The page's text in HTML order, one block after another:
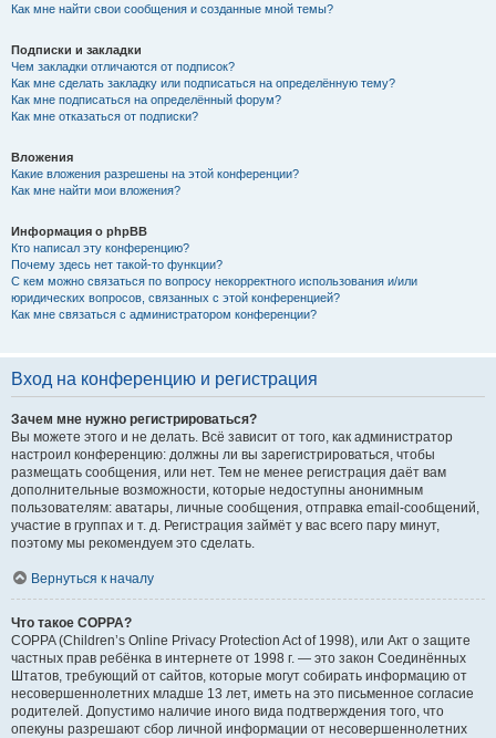
Как мне найти свои сообщения и созданные мной темы?
Подписки и закладки
Чем закладки отличаются от подписок?
Как мне сделать закладку или подписаться на определённую тему?
Как мне подписаться на определённый форум?
Как мне отказаться от подписки?
Вложения
Какие вложения разрешены на этой конференции?
Как мне найти мои вложения?
Информация о phpBB
Кто написал эту конференцию?
Почему здесь нет такой-то функции?
С кем можно связаться по вопросу некорректного использования и/или
юридических вопросов, связанных с этой конференцией?
Как мне связаться с администратором конференции?
Вход на конференцию и регистрация
Зачем мне нужно регистрироваться?
Вы можете этого и не делать. Всё зависит от того, как администратор
настроил конференцию: должны ли вы зарегистрироваться, чтобы
размещать сообщения, или нет. Тем не менее регистрация даёт вам
дополнительные возможности, которые недоступны анонимным
пользователям: аватары, личные сообщения, отправка email-сообщений,
участие в группах и т. д. Регистрация займёт у вас всего пару минут,
поэтому мы рекомендуем это сделать.
Вернуться к началу
Что такое COPPA?
COPPA (Children’s Online Privacy Protection Act of 1998), или Акт о защите
частных прав ребёнка в интернете от 1998 г. — это закон Соединённых
Штатов, требующий от сайтов, которые могут собирать информацию от
несовершеннолетних младше 13 лет, иметь на это письменное согласие
родителей. Допустимо наличие иного вида подтверждения того, что
опекуны разрешают сбор личной информации от несовершеннолетних